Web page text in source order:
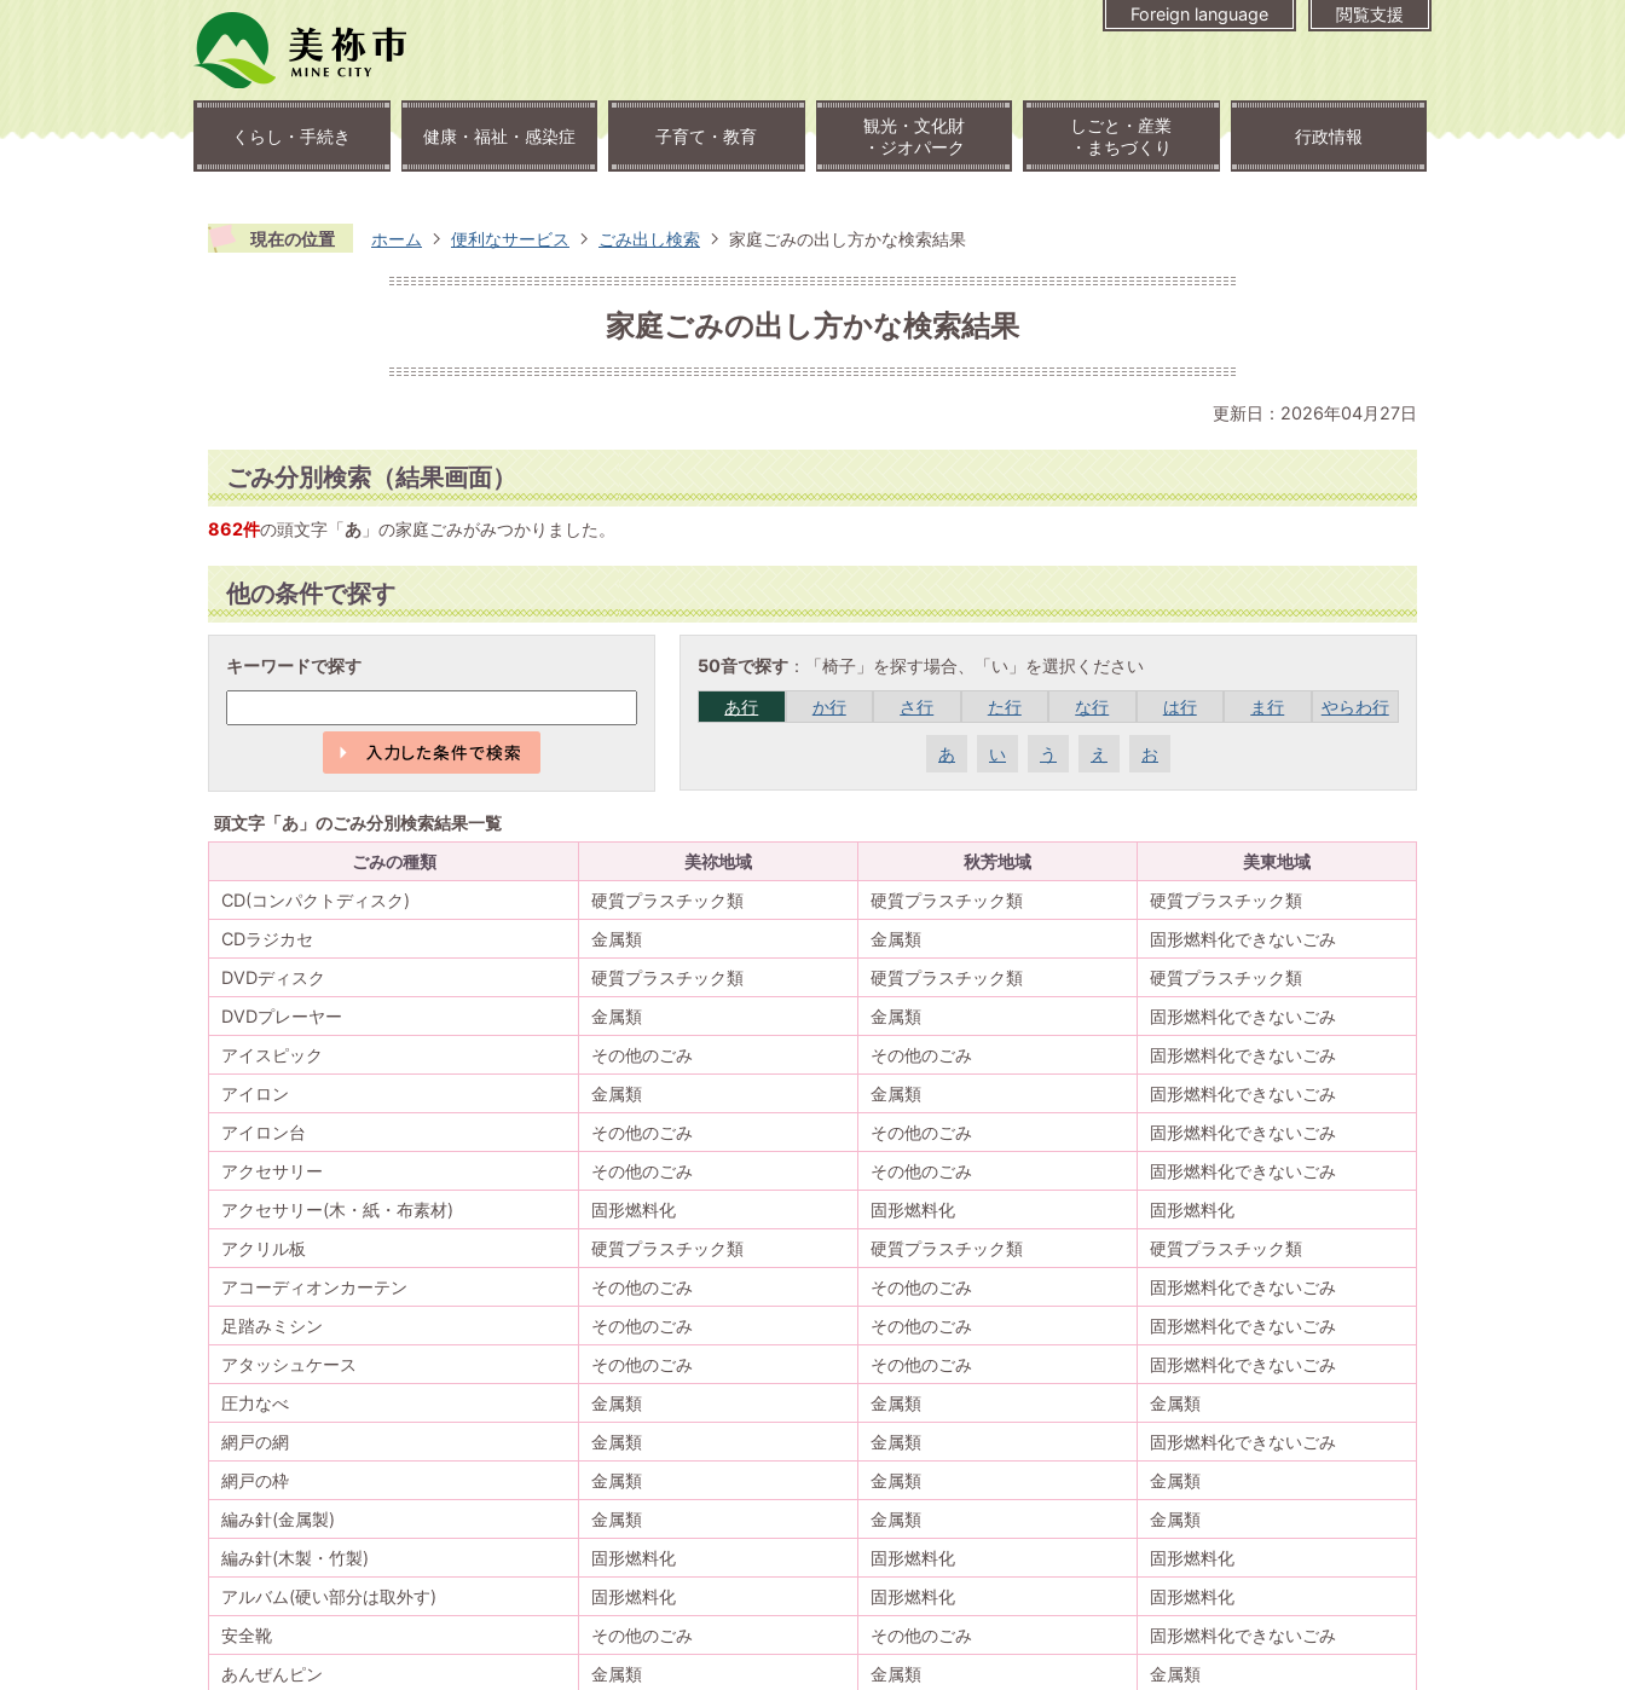
Foreign language 閲覧支援
くらし・手続き 健康・福祉・感染症 子育て・教育
観光・文化財
・ジオパーク
しごと・産業
・まちづくり
行政情報
現在の位置 ホーム 便利なサービス ごみ出し検索 家庭ごみの出し方かな検索結果
家庭ごみの出し方かな検索結果
更新日：2026年04月27日
ごみ分別検索 （結果画面）
862件の頭文字「あ 」の家庭ごみがみつかりました。
他の条件で探す
キーワードで探す 50音で探す ：「椅子」を探す場合、「い」を選択ください
あ行
か行 さ行 た行 な行 は行 ま行 やらわ行
あ い う え お
頭文字「あ 」のごみ分別検索結果一覧
ごみの種類
美祢地域 秋芳地域
美東地域
CD(コンパクトディスク)
硬質プラスチック類 硬質プラスチック類
硬質プラスチック類
CDラジカセ
金属類 金属類
固形燃料化できないごみ
DVDディスク
硬質プラスチック類 硬質プラスチック類
硬質プラスチック類
DVDプレーヤー
金属類 金属類
固形燃料化できないごみ
アイスピック
その他のごみ その他のごみ
固形燃料化できないごみ
アイロン
金属類 金属類
固形燃料化できないごみ
アイロン台
その他のごみ その他のごみ
固形燃料化できないごみ
アクセサリー
その他のごみ その他のごみ
固形燃料化できないごみ
アクセサリー(木・紙・布素材)
固形燃料化 固形燃料化
固形燃料化
アクリル板
硬質プラスチック類 硬質プラスチック類
硬質プラスチック類
アコーディオンカーテン
その他のごみ その他のごみ
固形燃料化できないごみ
足踏みミシン
その他のごみ その他のごみ
固形燃料化できないごみ
アタッシュケース
その他のごみ その他のごみ
固形燃料化できないごみ
圧力なべ
金属類 金属類
金属類
網戸の網
金属類 金属類
固形燃料化できないごみ
網戸の枠
金属類 金属類
金属類
編み針(金属製)
金属類 金属類
金属類
編み針(木製・竹製)
固形燃料化 固形燃料化
固形燃料化
アルバム(硬い部分は取外す)
固形燃料化 固形燃料化
固形燃料化
安全靴
その他のごみ その他のごみ
固形燃料化できないごみ
あんぜんピン
金属類 金属類
金属類